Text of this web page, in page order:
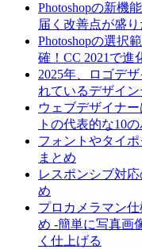
Photoshopの新機
届く改善点が盛
Photoshopの選択
確！CC 2021で進
2025年、ロゴデ
れているデザイ
ウェブデザイナ
トの代表的な10
フォントやタイ
まとめ
レスポンシブ対応
め
プロカメラマン仕
め -簡単に写真画
く仕上げる